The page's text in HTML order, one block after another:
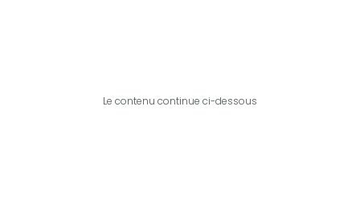
Le contenu continue ci-dessous